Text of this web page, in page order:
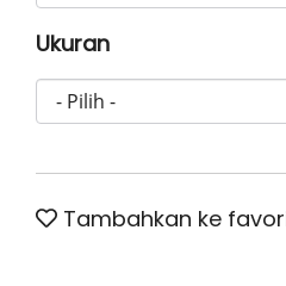
Ukuran
Tambahkan ke